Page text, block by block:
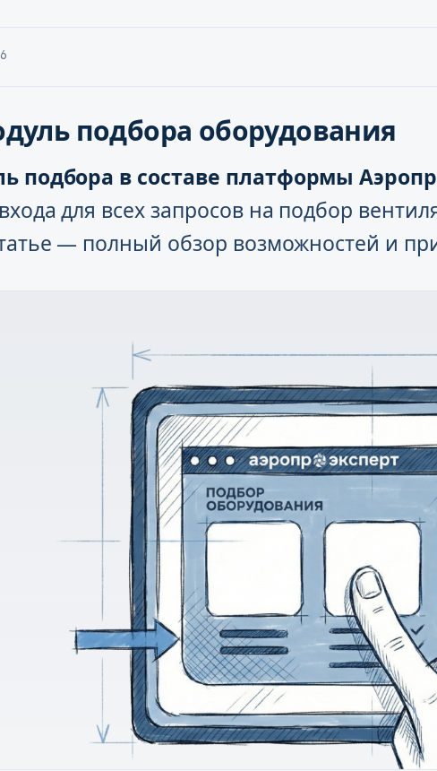
подбора оборудования
подбора в составе платформы
для всех запросов на подбор
— полный обзор возможностей и